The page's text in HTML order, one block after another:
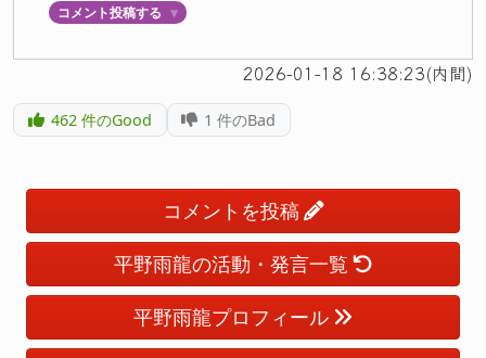
コメント投稿する ▼
2026-01-18 16:38:23(内間)
462 件のGood 1 件のBad
コメントを投稿
平野雨龍の活動・発言一覧
平野雨龍プロフィール